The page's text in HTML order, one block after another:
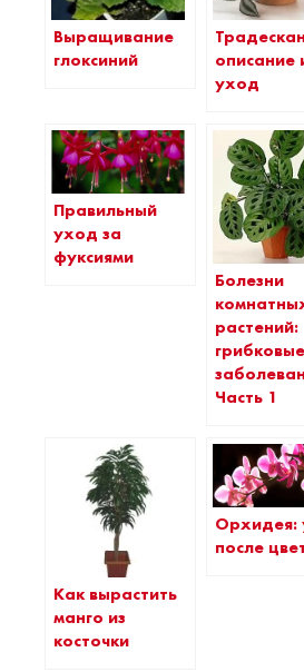
Выращивание
глоксиний
описание
уход
Правильный
уход за
фуксиями
Болезни
растений:
грибковые
Часть 1
Как вырастить
манго из
косточки
Орхидея:
после